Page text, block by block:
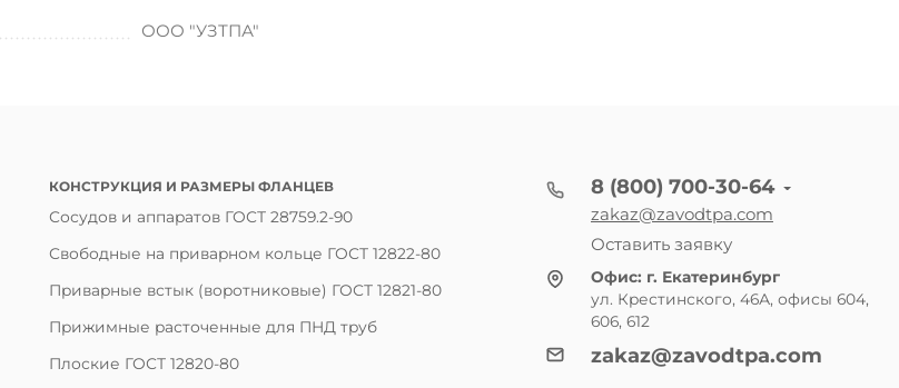
ООО "УЗТПА"
КОНСТРУКЦИЯ И РАЗМЕРЫ ФЛАНЦЕВ
Сосудов и аппаратов ГОСТ 28759.2-90
Свободные на приварном кольце ГОСТ 12822-80
Приварные встык (воротниковые) ГОСТ 12821-80
Прижимные расточенные для ПНД труб
Плоские ГОСТ 12820-80
8 (800) 700-30-64
zakaz@zavodtpa.com
Оставить заявку
Офис: г. Екатеринбург
ул. Крестинского, 46А, офисы 604,
606, 612
zakaz@zavodtpa.com